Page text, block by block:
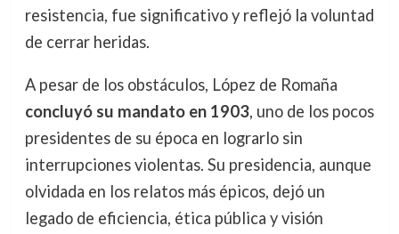
resistencia, fue significativo y reflejó la voluntad
de cerrar heridas.
A pesar de los obstáculos, López de Romaña
concluyó su mandato en 1903, uno de los pocos
presidentes de su época en lograrlo sin
interrupciones violentas. Su presidencia, aunque
olvidada en los relatos más épicos, dejó un
legado de eficiencia, ética pública y visión